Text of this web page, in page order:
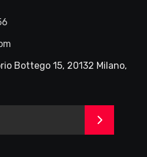
Bottego 15, 20132 Milano,
>